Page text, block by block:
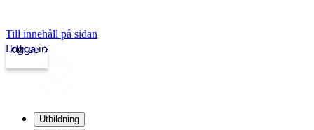
Till innehåll på sidan
kth.se
Logga in
Utbildning